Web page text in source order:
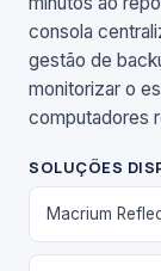
consola
gestão de
monitorizar o
computadores
SOLUÇÕES
Macrium